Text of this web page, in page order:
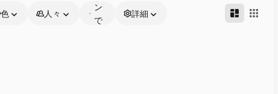
色 人々
ン
で
詳細